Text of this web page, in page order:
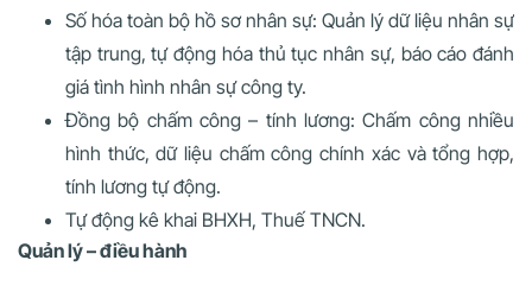
Số hóa toàn bộ hồ sơ nhân sự: Quản lý dữ liệu nhân sự
tập trung, tự động hóa thủ tục nhân sự, báo cáo đánh
giá tình hình nhân sự công ty.
Đồng bộ chấm công – tính lương: Chấm công nhiều
hình thức, dữ liệu chấm công chính xác và tổng hợp,
tính lương tự động.
Tự động kê khai BHXH, Thuế TNCN.
Quản lý – điều hành